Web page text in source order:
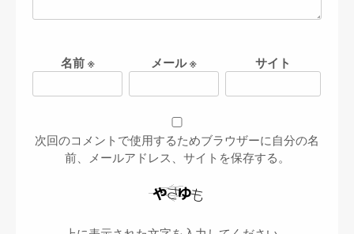
名前※ メール※ サイト
次回のコメントで使用するためブラウザーに自分の名
前、メールアドレス、サイトを保存する。